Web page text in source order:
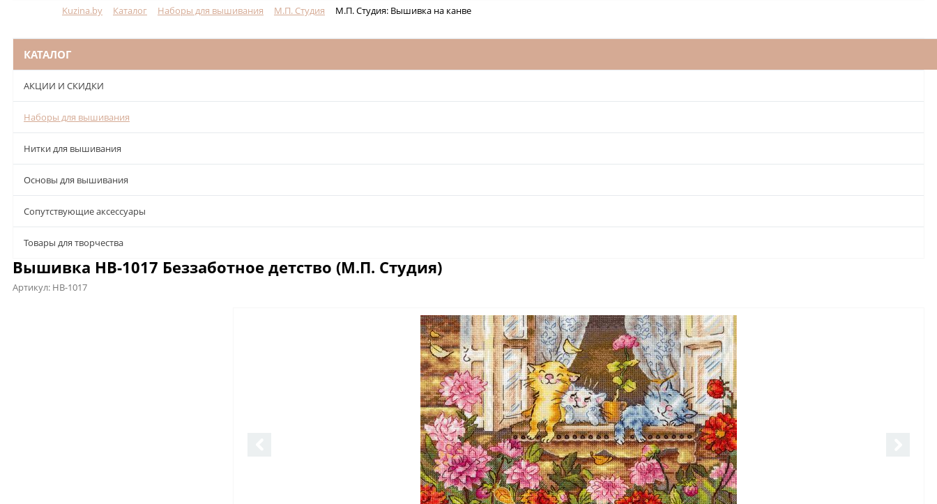
Kuzina.by Каталог Наборы для вышивания М.П. Студия М.П. Студия: Вышивка на канве
КАТАЛОГ
АКЦИИ И СКИДКИ
Наборы для вышивания
Нитки для вышивания
Основы для вышивания
Сопутствующие аксессуары
Товары для творчества
Вышивка НВ-1017 Беззаботное детство (М.П. Студия)
Артикул: НВ-1017